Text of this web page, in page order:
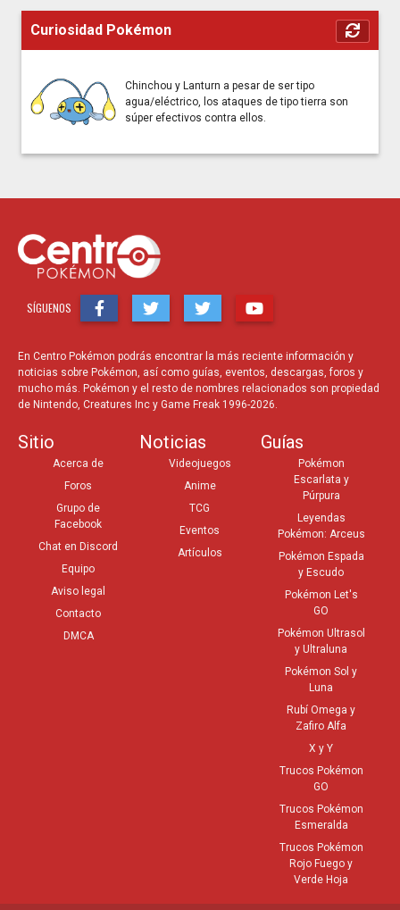
Curiosidad Pokémon
Chinchou y Lanturn a pesar de ser tipo
agua/eléctrico, los ataques de tipo tierra son
súper efectivos contra ellos.
SÍGUENOS
En Centro Pokémon podrás encontrar la más reciente información y
noticias sobre Pokémon, así como guías, eventos, descargas, foros y
mucho más. Pokémon y el resto de nombres relacionados son propiedad
de Nintendo, Creatures Inc y Game Freak 1996-2026.
Sitio
Acerca de
Foros
Grupo de
Facebook
Chat en Discord
Equipo
Aviso legal
Contacto
DMCA
Noticias
Videojuegos
Anime
TCG
Eventos
Artículos
Guías
Pokémon
Escarlata y
Púrpura
Leyendas
Pokémon: Arceus
Pokémon Espada
y Escudo
Pokémon Let's
GO
Pokémon Ultrasol
y Ultraluna
Pokémon Sol y
Luna
Rubí Omega y
Zafiro Alfa
X y Y
Trucos Pokémon
GO
Trucos Pokémon
Esmeralda
Trucos Pokémon
Rojo Fuego y
Verde Hoja